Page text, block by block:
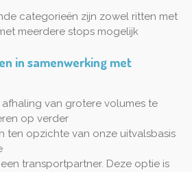
categorieën zijn zowel ritten met
meerdere stops mogelijk
in samenwerking met
van grotere volumes te
op verder
ten opzichte van onze uitvalsbasis
transportpartner. Deze optie is